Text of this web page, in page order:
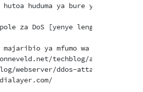
hutoa huduma ya bure ya
za DoS [yenye lengo ya
ya mfumo wa uendeshaji
techblog/article/
webserver/ddos-attack-